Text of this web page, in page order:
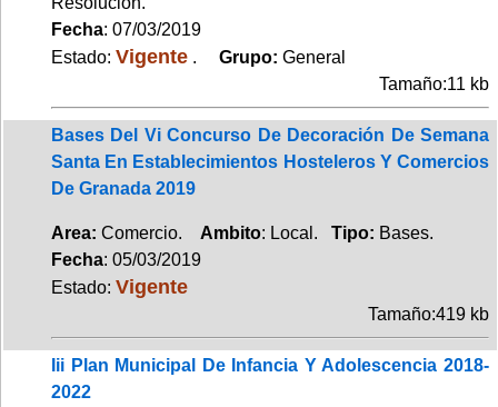
Fecha: 07/03/2019
Estado: Vigente . Grupo: General
Tamaño:11 kb
Bases Del Vi Concurso De Decoración De Semana
Santa En Establecimientos Hosteleros Y Comercios
De Granada 2019
Area: Comercio. Ambito: Local. Tipo: Bases.
Fecha: 05/03/2019
Estado: Vigente
Tamaño:419 kb
Iii Plan Municipal De Infancia Y Adolescencia 2018-
2022